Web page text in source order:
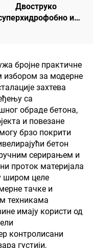
Двоструко
и
или у другим
сценаријама који
хидрофобна и
својства
бројне практичне
избором за модерне
захтева
са
обраде бетона,
и повезане
брзо покрити
бетон
серирањем и
проток материјала
широм целе
тачке и
техникама
имају користи од
контролисани
густији,